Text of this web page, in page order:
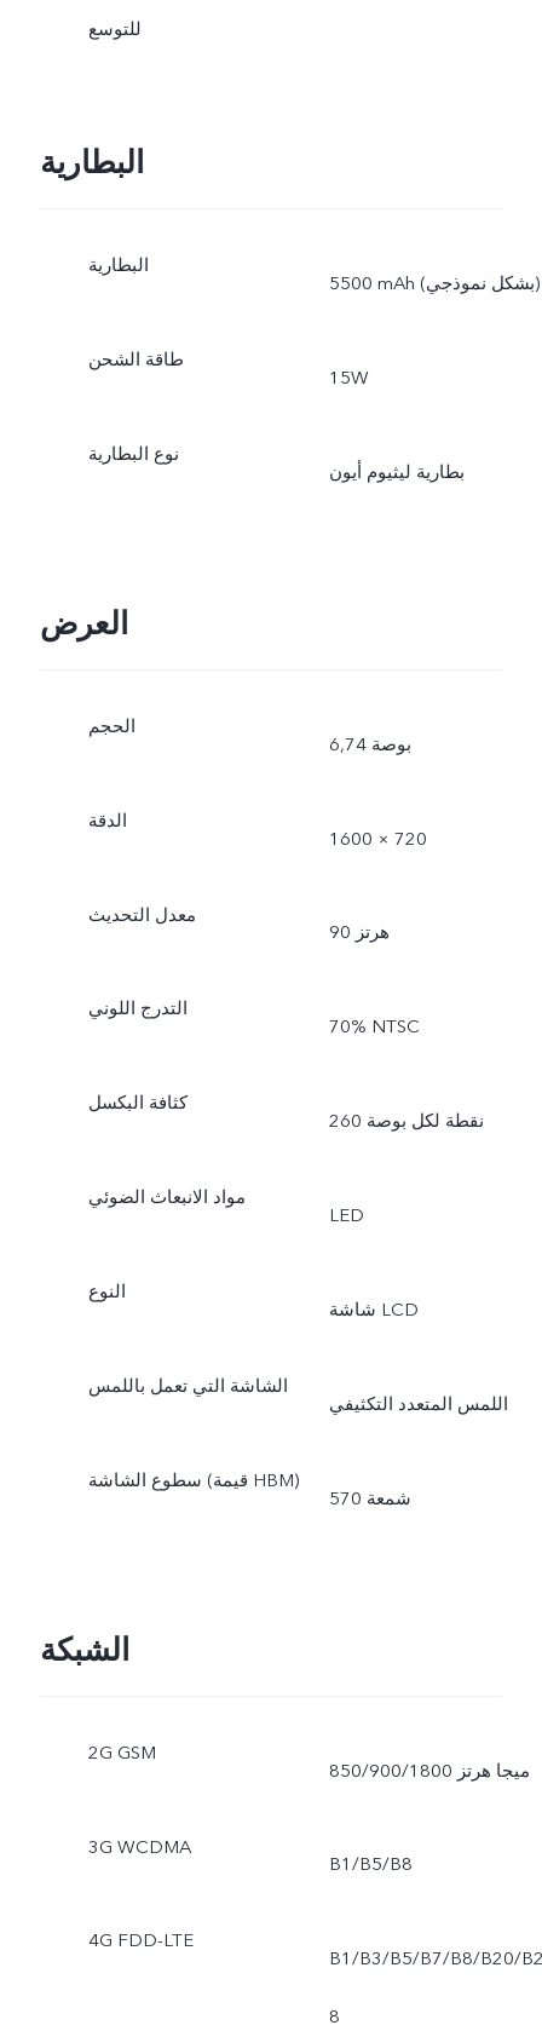
للتوسع
البطارية
البطارية
‎5500 mAh (بشكل نموذجي)
طاقة الشحن
15W
نوع البطارية
بطارية ليثيوم أيون
العرض
الحجم
6,74 بوصة
الدقة
1600 × 720
معدل التحديث
90 هرتز
التدرج اللوني
‎70% NTSC
كثافة البكسل
260 نقطة لكل بوصة
مواد الانبعاث الضوئي
LED
النوع
شاشة LCD
الشاشة التي تعمل باللمس
اللمس المتعدد التكثيفي
سطوع الشاشة (قيمة HBM)
570 شمعة
الشبكة
2G GSM
850/900/1800 ميجا هرتز
3G WCDMA
B1/B5/B8
4G FDD-LTE
B1/B3/B5/B7/B8/B20/
8